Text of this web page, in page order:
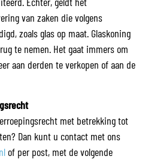
van zaken die volgens
zoals glas op maat. Glaskoning
te nemen. Het gaat immers om
aan derden te verkopen of aan de
met betrekking tot
Dan kunt u contact met ons
of per post, met de volgende